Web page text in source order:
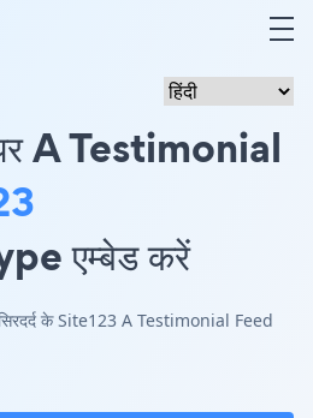
A Testimonial
एम्बेड करें
सिरदर्द के Site123 A Testimonial Feed